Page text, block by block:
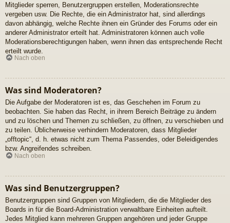
Mitglieder sperren, Benutzergruppen erstellen, Moderationsrechte
vergeben usw. Die Rechte, die ein Administrator hat, sind allerdings
davon abhängig, welche Rechte ihnen ein Gründer des Forums oder ein
anderer Administrator erteilt hat. Administratoren können auch volle
Moderationsberechtigungen haben, wenn ihnen das entsprechende Recht
erteilt wurde.
Nach oben
Was sind Moderatoren?
Die Aufgabe der Moderatoren ist es, das Geschehen im Forum zu
beobachten. Sie haben das Recht, in ihrem Bereich Beiträge zu ändern
und zu löschen und Themen zu schließen, zu öffnen, zu verschieben und
zu teilen. Üblicherweise verhindern Moderatoren, dass Mitglieder
„offtopic“, d. h. etwas nicht zum Thema Passendes, oder Beleidigendes
bzw. Angreifendes schreiben.
Nach oben
Was sind Benutzergruppen?
Benutzergruppen sind Gruppen von Mitgliedern, die die Mitglieder des
Boards in für die Board-Administration verwaltbare Einheiten aufteilt.
Jedes Mitglied kann mehreren Gruppen angehören und jeder Gruppe